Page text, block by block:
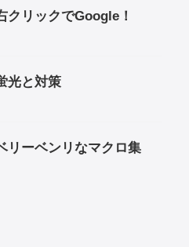
クリックでGoogle！
光と対策
リーベンリなマクロ集